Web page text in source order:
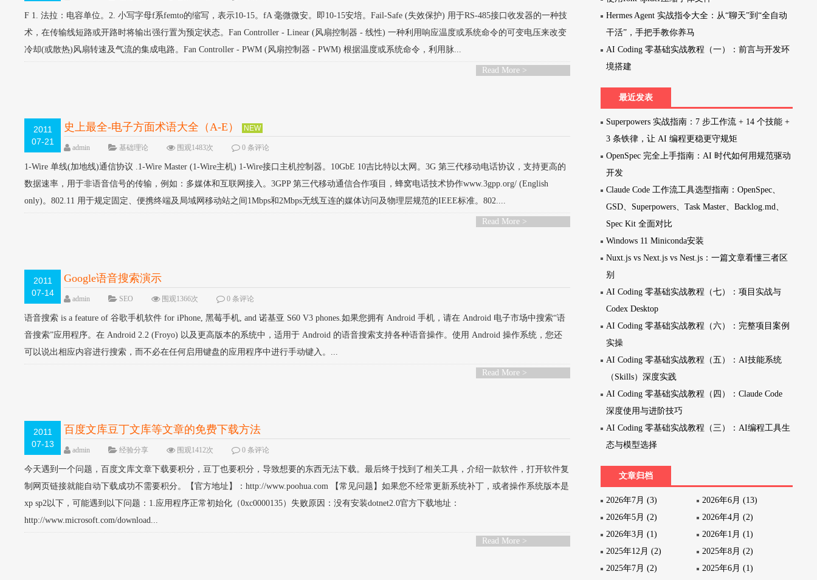
F 1. 法拉：电容单位。2. 小写字母f系femto的缩写，表示10-15。fA 毫微微安。即10-15安培。Fail-Safe (失效保护) 用于RS-485接口收发器的一种技
术，在传输线短路或开路时将输出强行置为预定状态。Fan Controller - Linear (风扇控制器 - 线性) 一种利用响应温度或系统命令的可变电压来改变
冷却(或散热)风扇转速及气流的集成电路。Fan Controller - PWM (风扇控制器 - PWM) 根据温度或系统命令，利用脉...
Read More >
2011
07-21
史上最全-电子方面术语大全（A-E） NEW
admin 基础理论 围观1483次 0 条评论
1-Wire 单线(加地线)通信协议 .1-Wire Master (1-Wire主机) 1-Wire接口主机控制器。10GbE 10吉比特以太网。3G 第三代移动电话协议，支持更高的
数据速率，用于非语音信号的传输，例如：多媒体和互联网接入。3GPP 第三代移动通信合作项目，蜂窝电话技术协作www.3gpp.org/ (English
only)。802.11 用于规定固定、便携终端及局域网移动站之间1Mbps和2Mbps无线互连的媒体访问及物理层规范的IEEE标准。802....
Read More >
2011
07-14
Google语音搜索演示
admin SEO 围观1366次 0 条评论
语音搜索 is a feature of 谷歌手机软件 for iPhone, 黑莓手机, and 诺基亚 S60 V3 phones.如果您拥有 Android 手机，请在 Android 电子市场中搜索“语
音搜索”应用程序。在 Android 2.2 (Froyo) 以及更高版本的系统中，适用于 Android 的语音搜索支持各种语音操作。使用 Android 操作系统，您还
可以说出相应内容进行搜索，而不必在任何启用键盘的应用程序中进行手动键入。...
Read More >
2011
07-13
百度文库豆丁文库等文章的免费下载方法
admin 经验分享 围观1412次 0 条评论
今天遇到一个问题，百度文库文章下载要积分，豆丁也要积分，导致想要的东西无法下载。最后终于找到了相关工具，介绍一款软件，打开软件复
制网页链接就能自动下载成功不需要积分。【官方地址】：http://www.poohua.com 【常见问题】如果您不经常更新系统补丁，或者操作系统版本是
xp sp2以下，可能遇到以下问题：1.应用程序正常初始化（0xc0000135）失败原因：没有安装dotnet2.0官方下载地址：
http://www.microsoft.com/download...
Read More >
Hermes Agent 实战指令大全：从“聊天”到“全自动
干活”，手把手教你养马
AI Coding 零基础实战教程（一）：前言与开发环
境搭建
最近发表
Superpowers 实战指南：7 步工作流 + 14 个技能 +
3 条铁律，让 AI 编程更稳更守规矩
OpenSpec 完全上手指南：AI 时代如何用规范驱动
开发
Claude Code 工作流工具选型指南：OpenSpec、
GSD、Superpowers、Task Master、Backlog.md、
Spec Kit 全面对比
Windows 11 Miniconda安装
Nuxt.js vs Next.js vs Nest.js：一篇文章看懂三者区
别
AI Coding 零基础实战教程（七）：项目实战与
Codex Desktop
AI Coding 零基础实战教程（六）：完整项目案例
实操
AI Coding 零基础实战教程（五）：AI技能系统
（Skills）深度实践
AI Coding 零基础实战教程（四）：Claude Code
深度使用与进阶技巧
AI Coding 零基础实战教程（三）：AI编程工具生
态与模型选择
文章归档
2026年7月 (3)
2026年6月 (13)
2026年5月 (2)
2026年4月 (2)
2026年3月 (1)
2026年1月 (1)
2025年12月 (2)
2025年8月 (2)
2025年7月 (2)
2025年6月 (1)